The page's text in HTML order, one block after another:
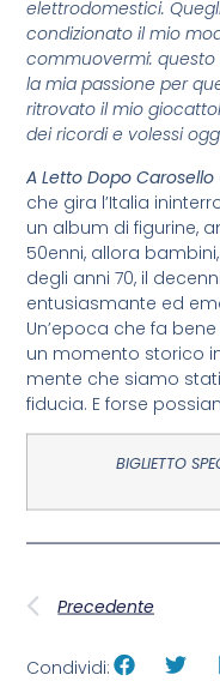
elettrodomestici.
condizionato il mio
commuovermi:
la mia passione per
ritrovato il mio
dei ricordi e volessi
A Letto Dopo Carosello
che gira l’Italia
un album di figurine,
50enni, allora
degli anni 70, il
entusiasmante ed
Un’epoca che fa
un momento storico
mente che siamo
fiducia. E forse
BIGLIETTO
Precedente
Condividi: